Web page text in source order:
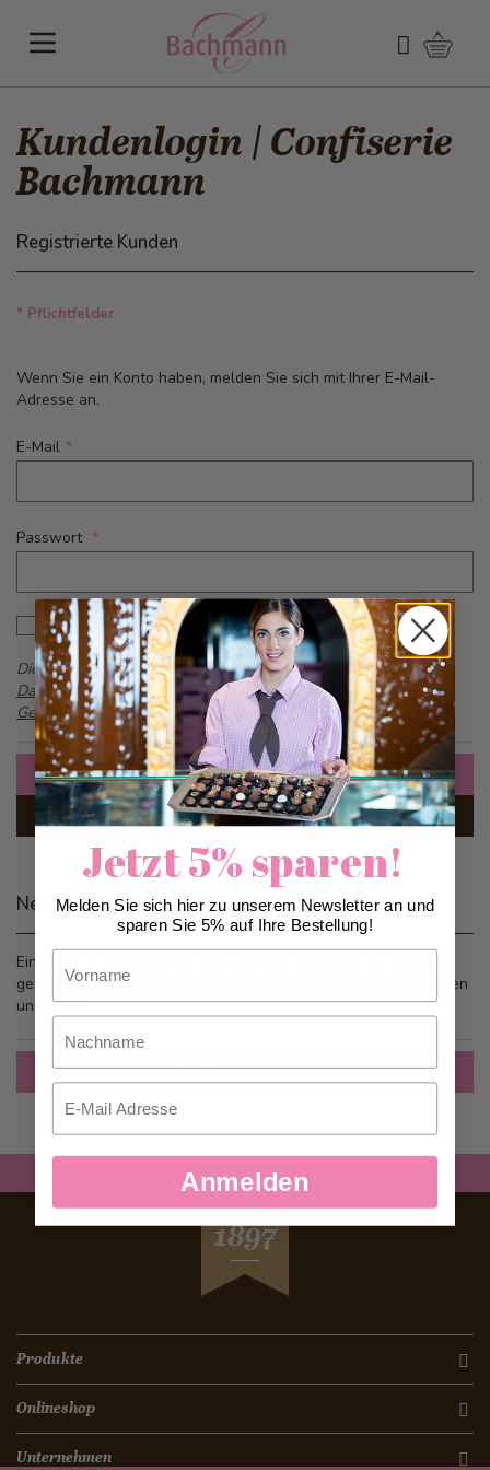
Suchen
Kundenlogin | Confiserie
Bachmann
Registrierte Kunden
* Pflichtfelder
Wenn Sie ein Konto haben, melden Sie sich mit Ihrer E-Mail-
Adresse an.
E-Mail
Passwort
Passwort anzeigen
Dieses Formular ist durch reCAPTCHA geschützt -Google
Datenschutzbestimmungenund
Allgemeine
Geschäftsbedingungen
Anmelden
Passwort vergessen?
Neue Kunden
Ein Konto zu erstellen hat viele Vorteile: schneller zur Kasse
gehen, mehr als eine Adresse speichern, Bestellungen verfolgen
und mehr.
Ein Konto erstellen
SEIT
1897
Produkte
Onlineshop
Unternehmen
Jetzt 5% sparen!
Melden Sie sich hier zu unserem Newsletter an und
sparen Sie 5% auf Ihre Bestellung!
Nachname
Email
Anmelden